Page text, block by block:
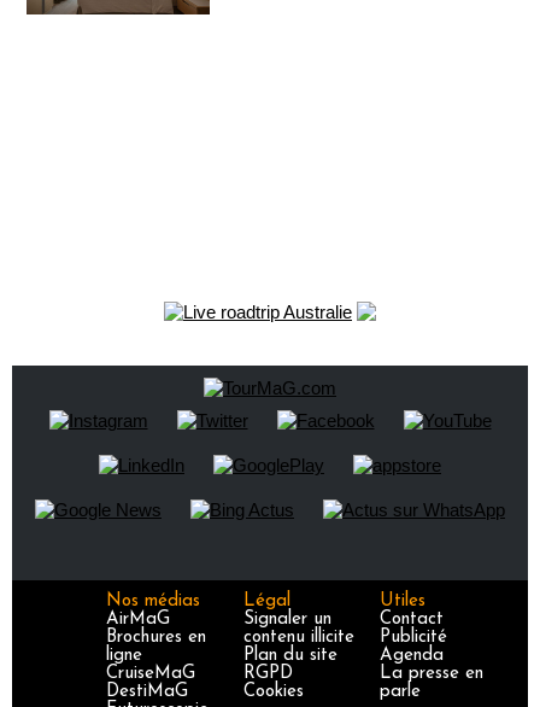
Nos médias
AirMaG
Brochures en
ligne
CruiseMaG
DestiMaG
Légal
Signaler un
contenu illicite
Plan du site
RGPD
Cookies
Utiles
Contact
Publicité
Agenda
La presse en
parle